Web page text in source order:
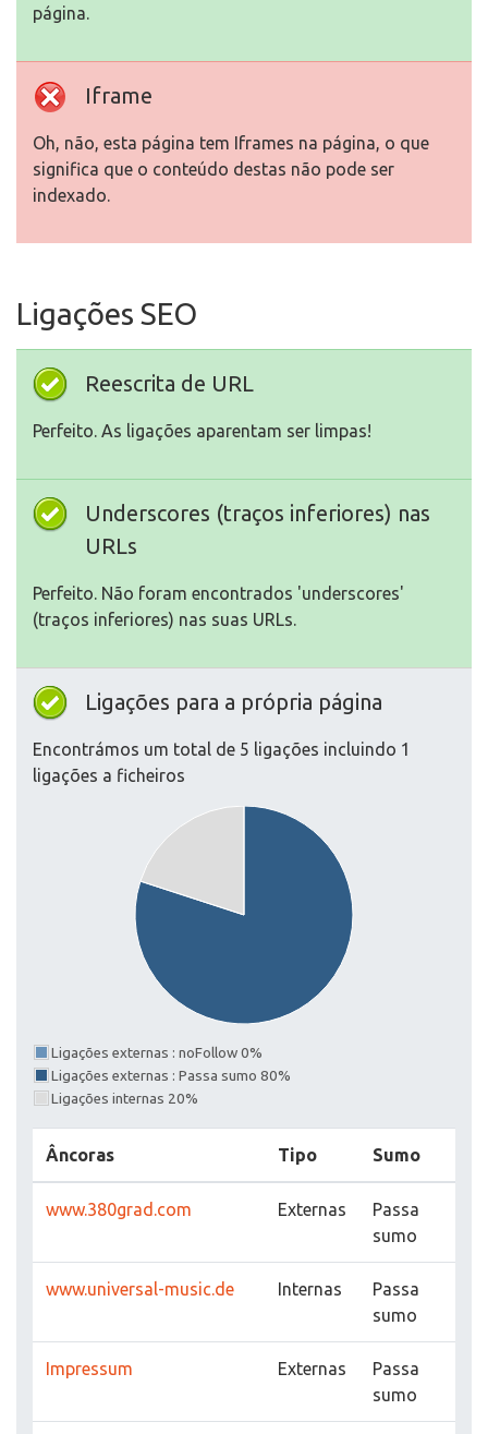
página.
Iframe
Oh, não, esta página tem Iframes na página, o que
significa que o conteúdo destas não pode ser
indexado.
Ligações SEO
Reescrita de URL
Perfeito. As ligações aparentam ser limpas!
Underscores (traços inferiores) nas
URLs
Perfeito. Não foram encontrados 'underscores'
(traços inferiores) nas suas URLs.
Ligações para a própria página
Encontrámos um total de 5 ligações incluindo 1
ligações a ficheiros
Ligações externas : noFollow 0%
Ligações externas : Passa sumo 80%
Ligações internas 20%
Âncoras Tipo Sumo
www.380grad.com Externas
Passa
sumo
www.universal-music.de Internas
Passa
sumo
Impressum Externas
Passa
sumo